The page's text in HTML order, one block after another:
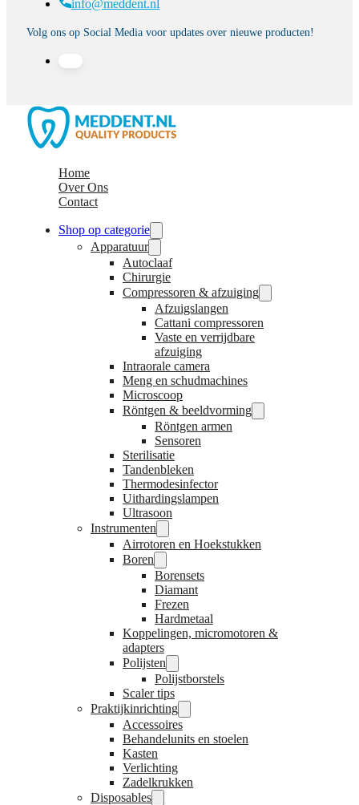
info@meddent.nl
Volg ons op Social Media voor updates over nieuwe producten!
Home
Over Ons
Contact
Shop op categorie
Apparatuur
Autoclaaf
Chirurgie
Compressoren & afzuiging
Afzuigslangen
Cattani compressoren
Vaste en verrijdbare
afzuiging
Intraorale camera
Meng en schudmachines
Microscoop
Röntgen & beeldvorming
Röntgen armen
Sensoren
Sterilisatie
Tandenbleken
Thermodesinfector
Uithardingslampen
Ultrasoon
Instrumenten
Airrotoren en Hoekstukken
Boren
Borensets
Diamant
Frezen
Hardmetaal
Koppelingen, micromotoren &
adapters
Polijsten
Polijstborstels
Scaler tips
Praktijkinrichting
Accessoires
Behandelunits en stoelen
Kasten
Verlichting
Zadelkrukken
Disposables